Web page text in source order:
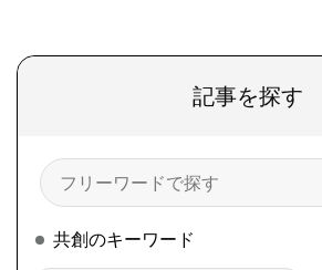
記事を探す
検
索
共創のキーワード